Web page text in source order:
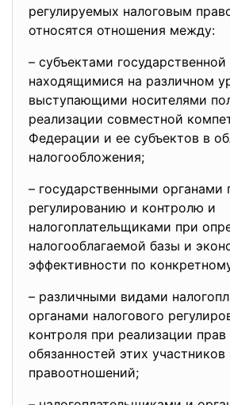
регулируемых налоговым
относятся отношения между:
– субъектами государственной
находящимися на различном
выступающими носителями
реализации совместной
Федерации и ее субъектов в
налогообложения;
– государственными органами
регулированию и контролю и
налогоплательщиками при
налогооблагаемой базы и
эффективности по
– различными видами
органами налогового
контроля при реализации прав
обязанностей этих участников
правоотношений;